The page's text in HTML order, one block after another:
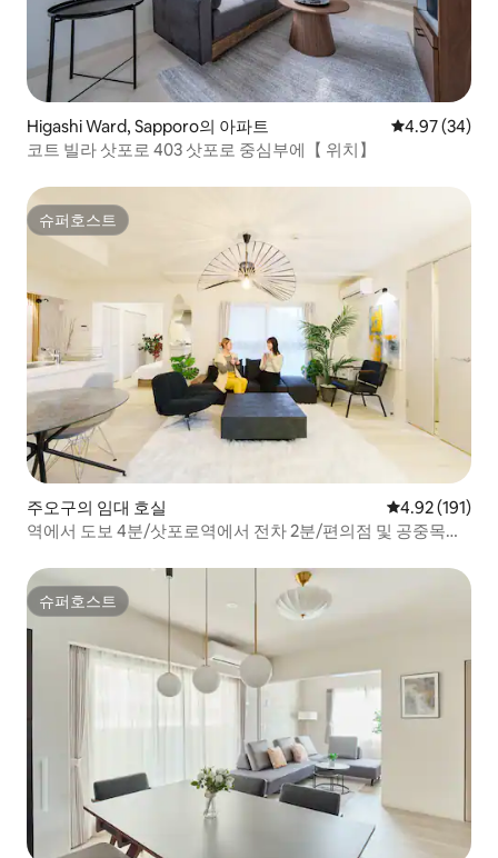
Higashi Ward, Sapporo의 아파트 평점 4.97점(5
4.97 (34)
코트 빌라 삿포로 403 삿포로 중심부에【 위치】
슈퍼호스트
슈퍼호스트
주오구의 임대 호실 평점 4.92점(5
4.92 (191)
역에서 도보 4분/삿포로역에서 전차 2분/편의점 및 공중목욕
슈퍼호스트
슈퍼호스트